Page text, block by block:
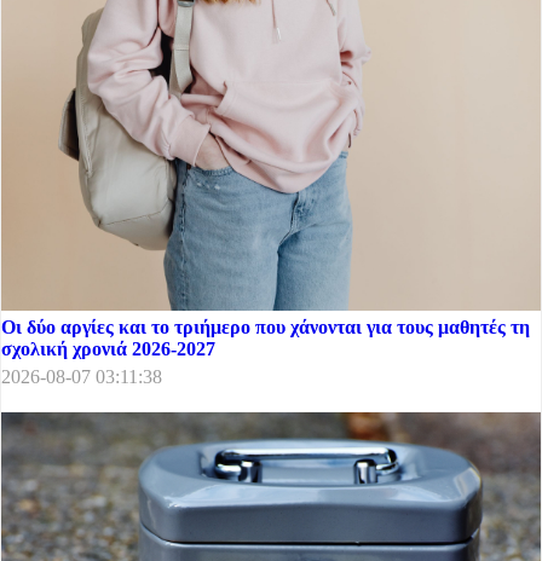
Οι δύο αργίες και το τριήμερο που χάνονται για τους μαθητές τη
σχολική χρονιά 2026-2027
2026-08-07 03:11:38